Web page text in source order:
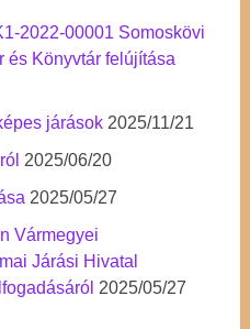
2022-00001 Somoskövi
és Könyvtár felújítása
járások 2025/11/21
2025/06/20
2025/05/27
Vármegyei
Járási Hivatal
2025/05/27